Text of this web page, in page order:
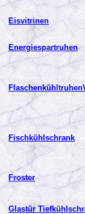
Eisvitrinen
Energiespartruhen
Fischkühlschrank
Froster
Glastür